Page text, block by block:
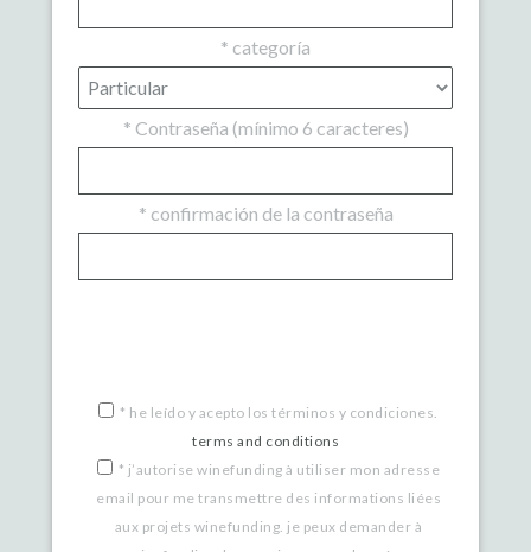
* categoría
* Contraseña (mínimo 6 caracteres)
* confirmación de la contraseña
* he leído y acepto los términos y condiciones.
terms and conditions
* j’autorise winefunding à utiliser mon adresse
email pour me transmettre des informations liées
aux projets winefunding. je peux demander à